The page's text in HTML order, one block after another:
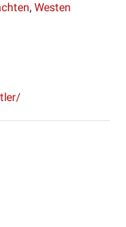
, Westen